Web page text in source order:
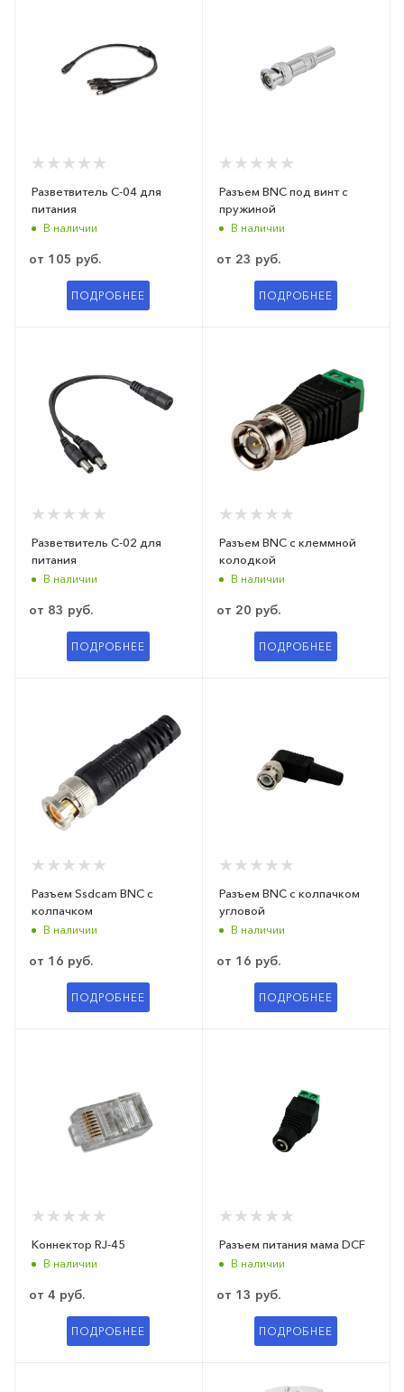
Разветвитель C-04 для
питания
В наличии
от 105 руб.
ПОДРОБНЕЕ
Разъем BNС под винт с
пружиной
В наличии
от 23 руб.
ПОДРОБНЕЕ
Разветвитель C-02 для
питания
В наличии
от 83 руб.
ПОДРОБНЕЕ
Разъем BNС c клеммной
колодкой
В наличии
от 20 руб.
ПОДРОБНЕЕ
Разъем Ssdcam BNC с
колпачком
В наличии
от 16 руб.
ПОДРОБНЕЕ
Разъем BNC с колпачком
угловой
В наличии
от 16 руб.
ПОДРОБНЕЕ
Коннектор RJ-45
В наличии
от 4 руб.
ПОДРОБНЕЕ
Разъем питания мама DCF
В наличии
от 13 руб.
ПОДРОБНЕЕ